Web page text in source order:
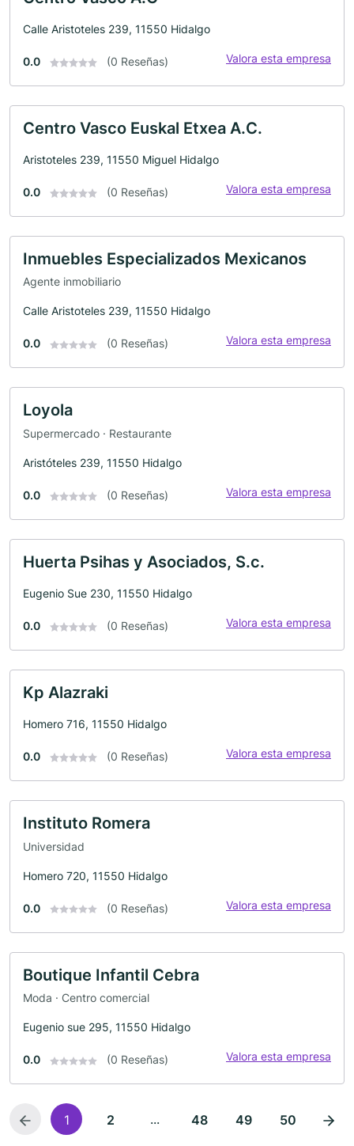
Calle Aristoteles 239, 11550 Hidalgo
0.0 (0 Reseñas) Valora esta empresa
Centro Vasco Euskal Etxea A.C.
Aristoteles 239, 11550 Miguel Hidalgo
0.0 (0 Reseñas) Valora esta empresa
Inmuebles Especializados Mexicanos
Agente inmobiliario
Calle Aristoteles 239, 11550 Hidalgo
0.0 (0 Reseñas) Valora esta empresa
Loyola
Supermercado · Restaurante
Aristóteles 239, 11550 Hidalgo
0.0 (0 Reseñas) Valora esta empresa
Huerta Psihas y Asociados, S.c.
Eugenio Sue 230, 11550 Hidalgo
0.0 (0 Reseñas) Valora esta empresa
Kp Alazraki
Homero 716, 11550 Hidalgo
0.0 (0 Reseñas) Valora esta empresa
Instituto Romera
Universidad
Homero 720, 11550 Hidalgo
0.0 (0 Reseñas) Valora esta empresa
Boutique Infantil Cebra
Moda · Centro comercial
Eugenio sue 295, 11550 Hidalgo
0.0 (0 Reseñas) Valora esta empresa
1 2 ... 48 49 50